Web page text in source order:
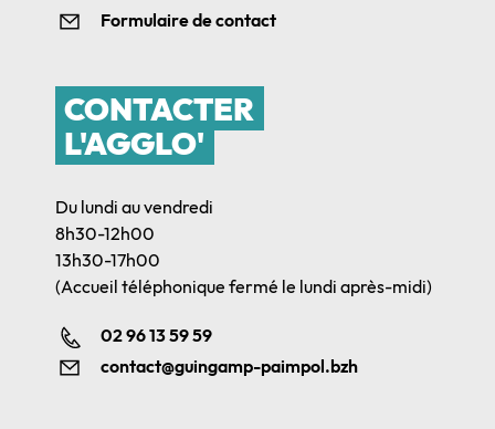
Formulaire de contact
CONTACTER
L'AGGLO'
Du lundi au vendredi
8h30-12h00
13h30-17h00
(Accueil téléphonique fermé le lundi après-midi)
02 96 13 59 59
contact@guingamp-paimpol.bzh